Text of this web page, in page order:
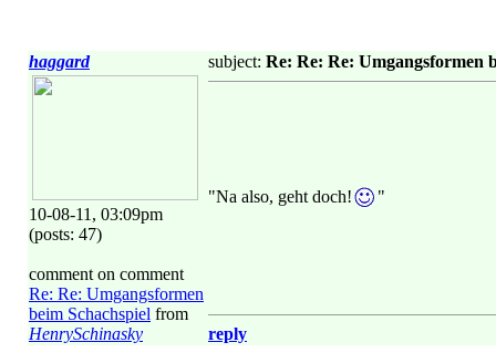
haggard
10-08-11, 03:09pm
(posts: 47)
comment on comment
Re: Re: Umgangsformen
beim Schachspiel from
HenrySchinasky
subject: Re: Re: Re: Umgangsformen
"Na also, geht doch! "
reply